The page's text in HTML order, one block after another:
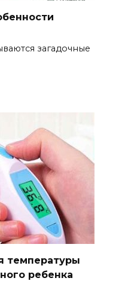
загадочные
температуры
ребенка